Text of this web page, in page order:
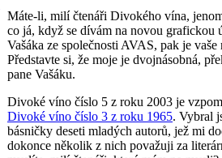
Máte-li, milí čtenáři Divokého vína,
co já, když se dívám na novou grafickou
Vašáka ze společnosti AVAS, pak je vaše
Představte si, že moje je dvojnásobná,
pane Vašáku.
Divoké víno číslo 5 z roku 2003 je
Divoké víno číslo 3 z roku 1965. Vybral
básničky deseti mladých autorů, jež mi
dokonce několik z nich považuji za